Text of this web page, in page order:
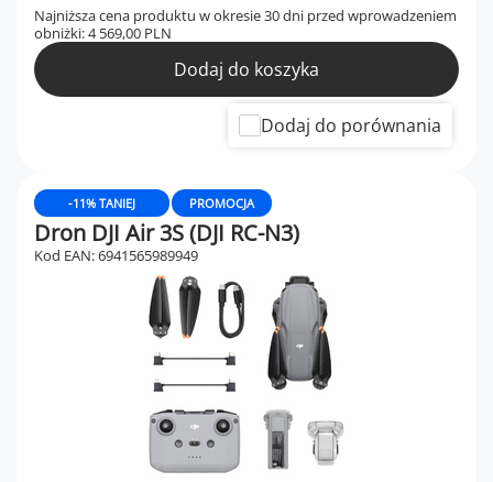
Najniższa cena produktu w okresie 30 dni przed wprowadzeniem
obniżki:4 569,00 PLN
Dodaj do koszyka
Dodaj do porównania
PROMOCJA
-11% TANIEJ
Dron DJI Air 3S (DJI RC-N3)
Kod EAN: 6941565989949